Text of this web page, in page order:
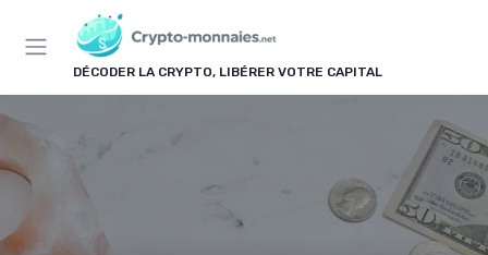
DÉCODER LA CRYPTO, LIBÉRER VOTRE CAPITAL
Panneau de gestion des cookies